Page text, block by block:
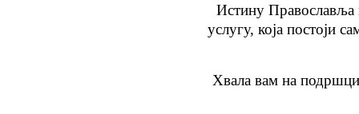
Истину
услугу, којапостоји
Хвала вам на